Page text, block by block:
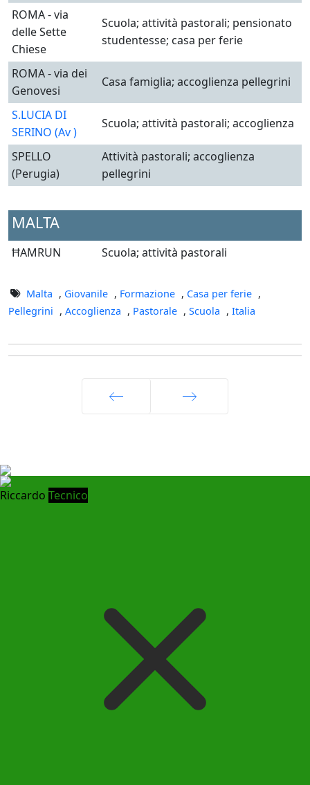
ROMA - via
delle Sette
Chiese
Scuola; attività pastorali; pensionato
studentesse; casa per ferie
ROMA - via dei
Genovesi
Casa famiglia; accoglienza pellegrini
S.LUCIA DI
SERINO (Av )
Scuola; attività pastorali; accoglienza
SPELLO
(Perugia)
Attività pastorali; accoglienza
pellegrini
MALTA
ĦAMRUN Scuola; attività pastorali
Malta , Giovanile , Formazione , Casa per ferie ,
Pellegrini , Accoglienza , Pastorale , Scuola , Italia
Riccardo Tecnico